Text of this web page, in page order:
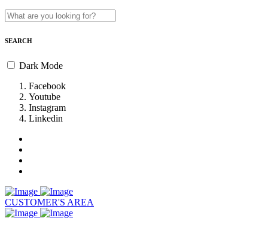
SEARCH
Dark Mode
Facebook
Youtube
Instagram
Linkedin
CUSTOMER'S AREA